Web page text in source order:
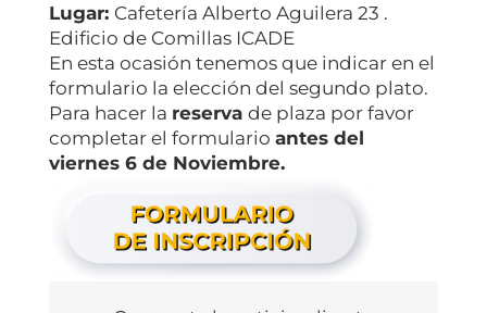
Lugar: Cafetería Alberto Aguilera 23 .
Edificio de Comillas ICADE
En esta ocasión tenemos que indicar en el
formulario la elección del segundo plato.
Para hacer la reserva de plaza por favor
completar el formulario antes del
viernes 6 de Noviembre.